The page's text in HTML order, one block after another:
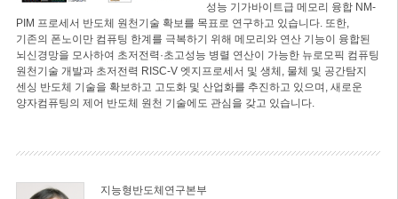
성능 기가바이트급 메모리 융합 NM-
PIM 프로세서 반도체 원천기술 확보를 목표로 연구하고 있습니다. 또한,
기존의 폰노이만 컴퓨팅 한계를 극복하기 위해 메모리와 연산 기능이 융합된
뇌신경망을 모사하여 초저전력·초고성능 병렬 연산이 가능한 뉴로모픽 컴퓨팅
원천기술 개발과 초저전력 RISC-V 엣지프로세서 및 생체, 물체 및 공간탐지
센싱 반도체 기술을 확보하고 고도화 및 산업화를 추진하고 있으며, 새로운
양자컴퓨팅의 제어 반도체 원천 기술에도 관심을 갖고 있습니다.
지능형반도체연구본부